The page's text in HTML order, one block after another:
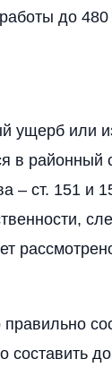
до 480
ущерб или
в районный
– ст. 151 и
составить